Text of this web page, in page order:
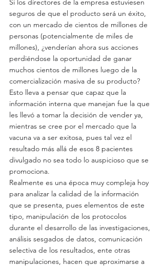
Si los directores de la empresa estuviesen
seguros de que el producto será un éxito,
con un mercado de cientos de millones de
personas (potencialmente de miles de
millones), ¿venderían ahora sus acciones
perdiéndose la oportunidad de ganar
muchos cientos de millones luego de la
comercialización masiva de su producto?
Esto lleva a pensar que capaz que la
información interna que manejan fue la que
les llevó a tomar la decisión de vender ya,
mientras se cree por el mercado que la
vacuna va a ser exitosa, pues tal vez el
resultado más allá de esos 8 pacientes
divulgado no sea todo lo auspicioso que se
promociona.
Realmente es una época muy compleja hoy
para analizar la calidad de la información
que se presenta, pues elementos de este
tipo, manipulación de los protocolos
durante el desarrollo de las investigaciones,
análisis sesgados de datos, comunicación
selectiva de los resultados, ente otras
manipulaciones, hacen que aproximarse a